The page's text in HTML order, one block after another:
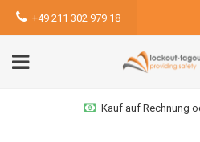
+49 211 302 979 18
Kauf auf Rechnung